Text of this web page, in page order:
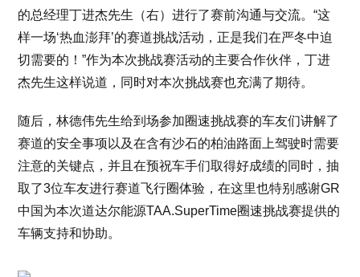
的总经理丁进杰先生（右）进行了赛前沟通与交流。“这
样一场‘热血澎拜’的赛道挑战活动，正是我们在严冬中迫
切需要的！”作为本次挑战赛活动的主要合作伙伴，丁进
杰先生这样说道，同时对本次挑战赛也充满了期待。
随后，林德伟先生给到场参加圈速挑战赛的车友们讲解了
赛道的安全事项以及在含有沙石的柏油路面上驾驶时需要
注意的关键点，并且在预祝车手们取得好成绩的同时，抽
取了3位车友进行赛道飞行圈体验，在这里也特别感谢GR
中国为本次道达尔能源TAA.SuperTime圈速挑战赛提供的
车辆支持和协助。